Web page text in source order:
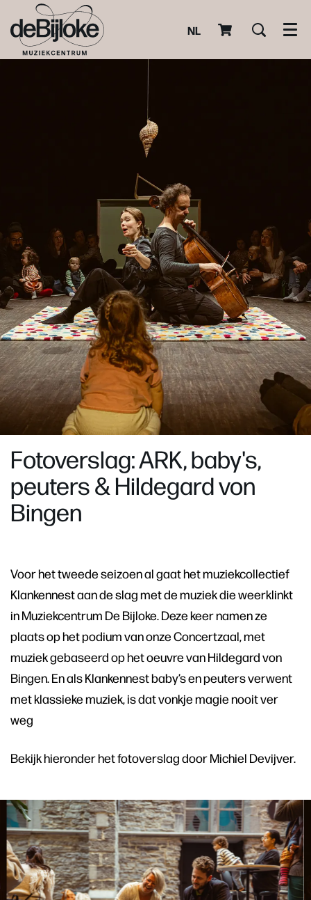
NL
Fotoverslag: ARK, baby's,
peuters & Hildegard von
Bingen
Voor het tweede seizoen al gaat het muziekcollectief
Klankennest aan de slag met de muziek die weerklinkt
in Muziekcentrum De Bijloke. Deze keer namen ze
plaats op het podium van onze Concertzaal, met
muziek gebaseerd op het oeuvre van Hildegard von
Bingen. En als Klankennest baby’s en peuters verwent
met klassieke muziek, is dat vonkje magie nooit ver
weg
Bekijk hieronder het fotoverslag door Michiel Devijver.
Skip
Zoom
in
Zoom
in